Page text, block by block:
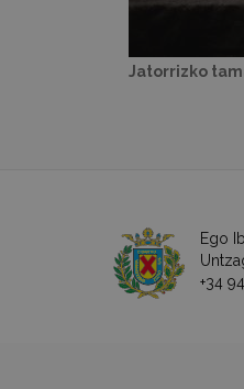
Jatorrizko
Ego
+34